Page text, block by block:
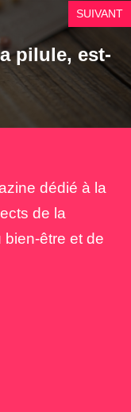
SUIVANT
pilule, est-
dédié à la
de la
être et de